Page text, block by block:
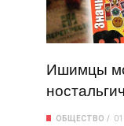
Ишимцы
ОБЩЕСТВО